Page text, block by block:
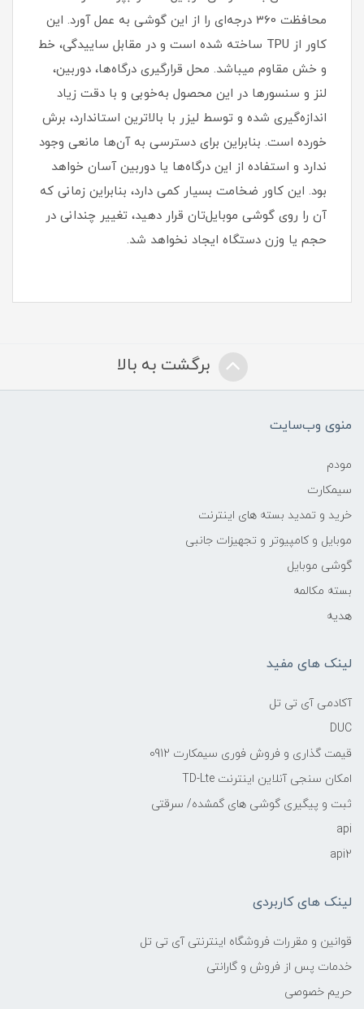
محافظت 360 درجه‌ای را از این گوشی به عمل آورد‏.‏ این
کاور از TPU ساخته شده است و در مقابل ساییدگی، خط
و خش مقاوم میباشد.‏ محل قرارگیری درگاه‌ها، دوربین،
لنز و سنسورها در این محصول به‌خوبی و با دقت زیاد
اندازه‌گیری شده و توسط لیزر با بالاترین استاندارد، برش
خورده است‏.‏ بنابراین برای دسترسی به آن‌ها مانعی وجود
ندارد و استفاده از این درگاه‌ها یا دوربین آسان خواهد
بود‏.‏ این کاور ضخامت بسیار کمی دارد، بنابراین زمانی که
آن را روی گوشی موبایل‌تان قرار دهید، تغییر چندانی در
حجم یا وزن دستگاه ایجاد نخواهد شد‏.
برگشت به بالا
منوی وب‌سایت
مودم
سیمکارت
خرید و تمدید بسته های اینترنت
موبایل و کامپیوتر و تجهیزات جانبی
گوشی موبایل
بسته مکالمه
هدیه
لینک های مفید
آکادمی آی تی تل
DUC
قیمت گذاری و فروش فوری سیمکارت 0912
امکان سنجی آنلاین اینترنت TD-Lte
ثبت و پیگیری گوشی های گمشده/ سرقتی
api
api2
لینک های کاربردی
قوانین و مقررات فروشگاه اینترنتی آی تی تل
خدمات پس از فروش و گارانتی
حریم خصوصی